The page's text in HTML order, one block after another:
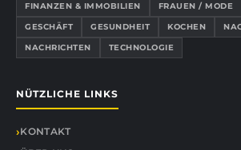
FINANZEN & IMMOBILIEN FRAUEN / MODE
GESCHÄFT
GESUNDHEIT KOCHEN
NACHRICHTEN
TECHNOLOGIE
NÜTZLICHE LINKS
KONTAKT